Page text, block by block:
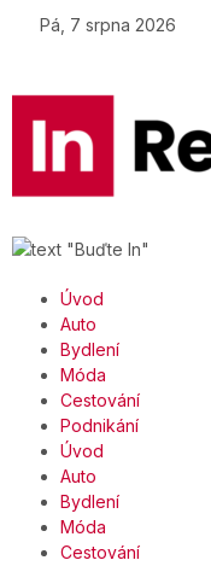
Pá, 7 srpna 2026
Úvod
Auto
Bydlení
Móda
Cestování
Podnikání
Úvod
Auto
Bydlení
Móda
Cestování